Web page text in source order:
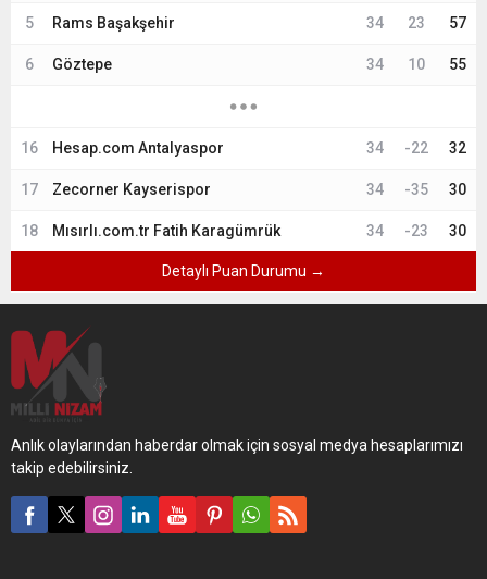
5 Rams Başakşehir 34 23 57
6 Göztepe 34 10 55
16 Hesap.com Antalyaspor 34 -22 32
17 Zecorner Kayserispor 34 -35 30
18 Mısırlı.com.tr Fatih Karagümrük 34 -23 30
Detaylı Puan Durumu →
Anlık olaylarından haberdar olmak için sosyal medya hesaplarımızı
takip edebilirsiniz.